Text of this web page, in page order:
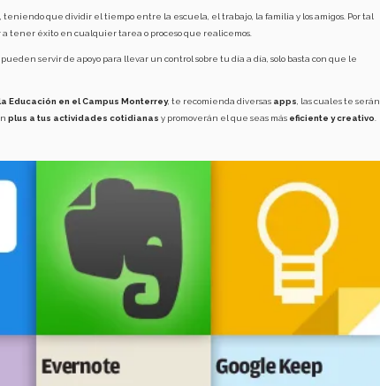
que dividir el tiempo entre la escuela, el trabajo, la familia y los amigos. Por tal
tener éxito en cualquier tarea o proceso que realicemos.
servir de apoyo para llevar un control sobre tu día a día, solo basta con que le
Educación en el Campus Monterrey, te recomienda diversas apps , las cuales te serán
plus a tus actividades cotidianas y promoverán el que seas más eficiente y creativo